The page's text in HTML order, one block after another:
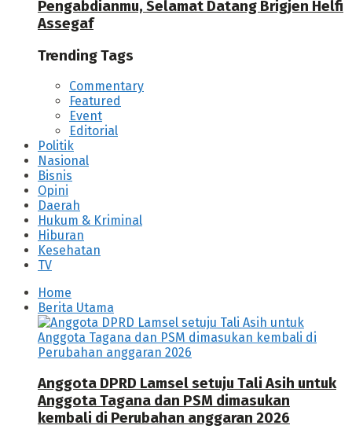
Pengabdianmu, Selamat Datang Brigjen Helfi
Assegaf
Trending Tags
Commentary
Featured
Event
Editorial
Politik
Nasional
Bisnis
Opini
Daerah
Hukum & Kriminal
Hiburan
Kesehatan
TV
Home
Berita Utama
Anggota DPRD Lamsel setuju Tali Asih untuk
Anggota Tagana dan PSM dimasukan
kembali di Perubahan anggaran 2026